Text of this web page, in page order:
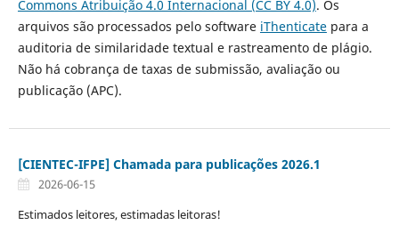
Commons Atribuição 4.0 Internacional (CC BY 4.0). Os
arquivos são processados pelo software iThenticatepara a
auditoria de similaridade textual e rastreamento de plágio.
Não há cobrança de taxas de submissão, avaliação ou
publicação (APC).
[CIENTEC-IFPE] Chamada para publicações 2026.1
2026-06-15
Estimados leitores, estimadas leitoras!